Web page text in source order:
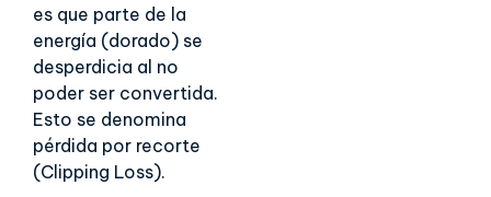
es que parte de la
energía (dorado) se
desperdicia al no
poder ser convertida.
Esto se denomina
pérdida por recorte
(Clipping Loss).